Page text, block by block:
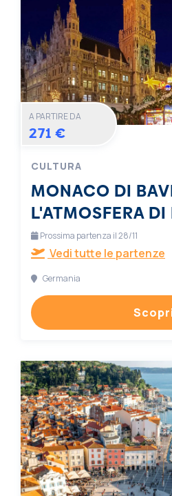
A PARTIRE DA
271 €
CULTURA
MONACO DI
L'ATMOSFERA DI
Prossima partenza il 28/11
Vedi tutte le partenze
Germania